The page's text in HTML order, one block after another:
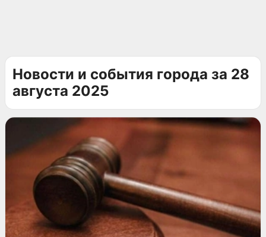
Новости и события города за 28
августа 2025